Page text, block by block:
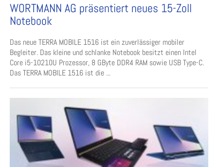
WORTMANN AG präsentiert neues 15-Zoll
Notebook
Das neue TERRA MOBILE 1516 ist ein zuverlässiger mobiler
Begleiter. Das kleine und schlanke Notebook besitzt einen Intel
Core i5-10210U Prozessor, 8 GByte DDR4 RAM sowie USB Type-C.
Das TERRA MOBILE 1516 ist die ...